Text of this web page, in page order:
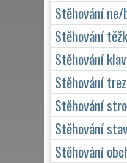
Stěhování
Stěhování
Stěhování
Stěhování
Stěhování
Stěhování
Stěhování